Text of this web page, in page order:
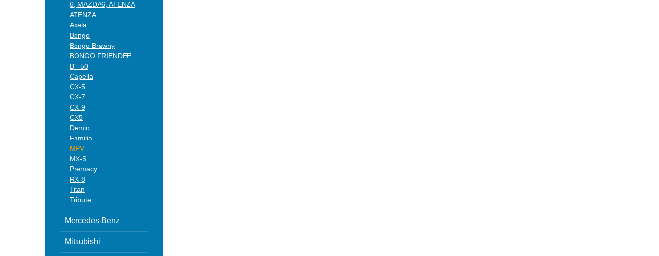
6, MAZDA6, ATENZA
ATENZA
Axela
Bongo
Bongo Brawny
BONGO FRIENDEE
BT-50
Capella
CX-5
CX-7
CX-9
CX5
Demio
Familia
MPV
MX-5
Premacy
RX-8
Titan
Tribute
Mercedes-Benz
Mitsubishi